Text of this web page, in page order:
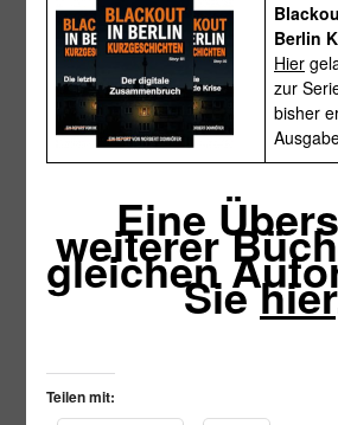
Berlin
Hier
zur
bisher
Eine
weiterer
gleichenSiehier
Teilen mit: